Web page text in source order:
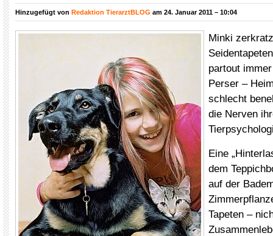
Hinzugefügt von Redaktion TierarztBLOG am 24. Januar 2011 – 10:04
Minki
partout
Perser –
schlecht
die Nerven
Eine
dem
auf der
Tapeten –